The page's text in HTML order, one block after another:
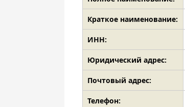
Краткое наименование:
ИНН:
Юридический адрес:
Почтовый адрес:
Телефон: